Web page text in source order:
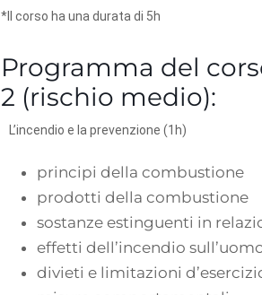
*Il corso ha una durata di 5h
Programma del
2 (rischio medio):
L’incendio e la prevenzione (1h)
principi della combustione
prodotti della combustione
sostanze estinguenti in
effetti dell’incendio
divieti e limitazioni